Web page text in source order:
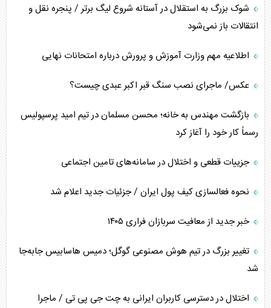
شوک بزرگ به استقلال در آستانه شروع لیگ برتر / پنجره نقل و
انتقالات باز نمی‌شود
اطلاعیه مهم وزارت آموزش و پرورش درباره امتحانات نهایی
عکس/ ماجرای نصب سنگ قبر اکبر عبدی چیست؟
بازگشت مهندس به خانه؛ محسن مسلمان در تیم امید پرسپولیس
رسماً کار خود را آغاز کرد
جزییات قطعی و اختلال در سامانه‌های تامین اجتماعی
نحوه فعالسازی کیف پول ایران / جزئیات جدید اعلام شد
خبر جدید از معافیت سربازان فراری ۱۴۰۵
تغییر بزرگ در تیم هوش مصنوعی گوگل؛ دمیس هاسابیس جابه‌جا
شد
اختلال در دسترسی کاربران ایرانی به چت جی پی تی / ماجرا